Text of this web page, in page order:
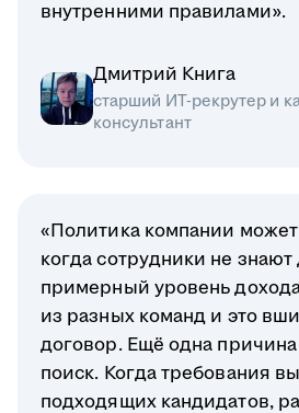
внутренними правилами».
Дмитрий Книга
старший ИТ-рекрутер и
консультант
«Политика компании
когда сотрудники не
примерный уровень
из разных команд и это
договор. Ещё одна
поиск. Когда требования
подходящих кандидатов,